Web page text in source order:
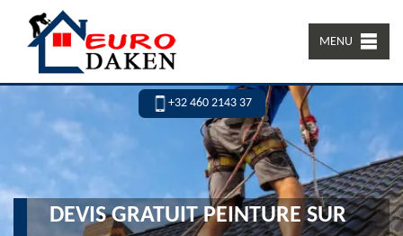
MENU
+32 460 2143 37
DEVIS GRATUIT PEINTURE SUR